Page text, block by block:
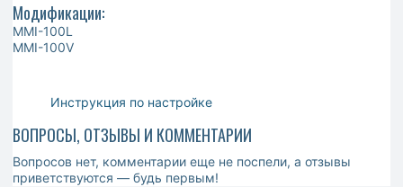
Модификации:
MMI-100L
MMI-100V
Инструкция по настройке
ВОПРОСЫ, ОТЗЫВЫ И КОММЕНТАРИИ
Вопросов нет, комментарии еще не поспели, а отзывы
приветствуются — будь первым!